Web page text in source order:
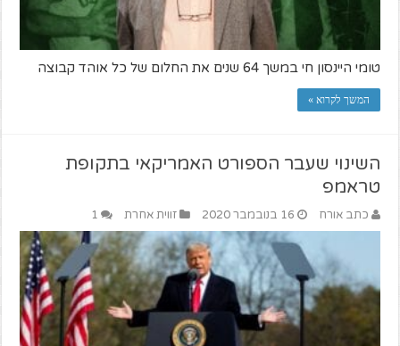
טומי היינסון חי במשך 64 שנים את החלום של כל אוהד קבוצה
המשך לקרוא »
השינוי שעבר הספורט האמריקאי בתקופת
טראמפ
כתב אורח 16 בנובמבר 2020 זווית אחרת 1